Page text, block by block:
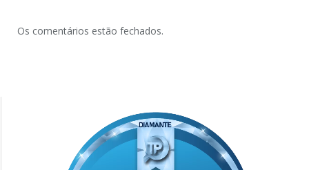
Os comentários estão fechados.